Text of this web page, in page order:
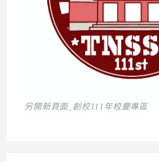
另開新頁面_創校111年校慶專區